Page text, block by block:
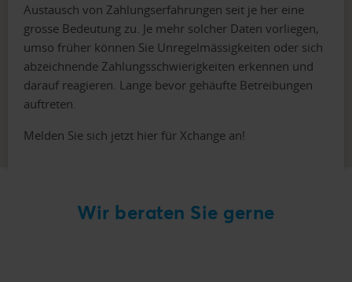
Austausch von Zahlungserfahrungen seit je her eine
grosse Bedeutung zu. Je mehr solcher Daten vorliegen,
umso früher können Sie Unregelmässigkeiten oder sich
abzeichnende Zahlungsschwierigkeiten erkennen und
darauf reagieren. Lange bevor gehäufte Betreibungen
auftreten.
Melden Sie sich jetzt hier für Xchange an!
Wir beraten Sie gerne